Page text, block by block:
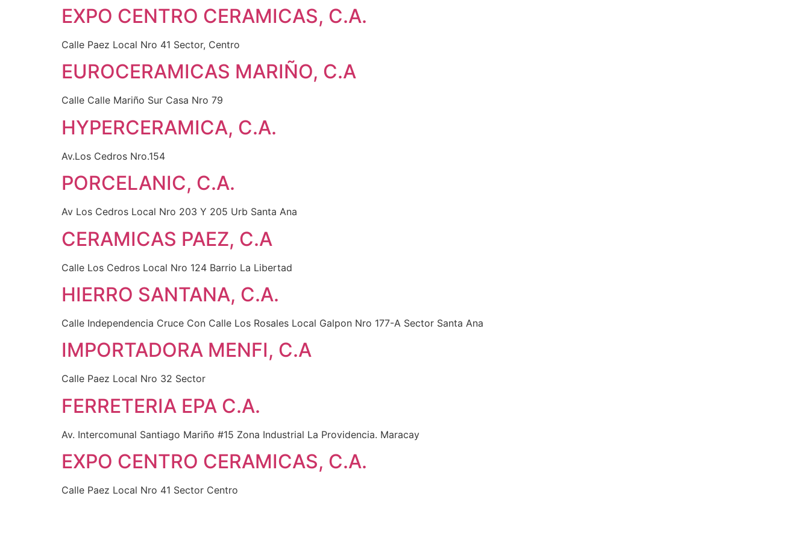
EXPO CENTRO CERAMICAS, C.A.
Calle Paez Local Nro 41 Sector, Centro
EUROCERAMICAS MARIÑO, C.A
Calle Calle Mariño Sur Casa Nro 79
HYPERCERAMICA, C.A.
Av.Los Cedros Nro.154
PORCELANIC, C.A.
Av Los Cedros Local Nro 203 Y 205 Urb Santa Ana
CERAMICAS PAEZ, C.A
Calle Los Cedros Local Nro 124 Barrio La Libertad
HIERRO SANTANA, C.A.
Calle Independencia Cruce Con Calle Los Rosales Local Galpon Nro 177-A Sector Santa Ana
IMPORTADORA MENFI, C.A
Calle Paez Local Nro 32 Sector
FERRETERIA EPA C.A.
Av. Intercomunal Santiago Mariño #15 Zona Industrial La Providencia. Maracay
EXPO CENTRO CERAMICAS, C.A.
Calle Paez Local Nro 41 Sector Centro